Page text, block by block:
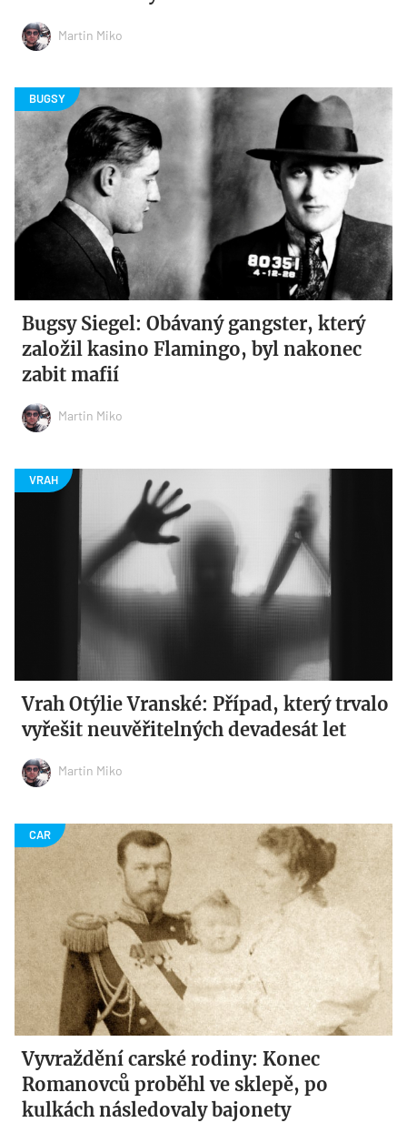
Martin Miko
Bugsy Siegel: Obávaný gangster, který
založil kasino Flamingo, byl nakonec
zabit mafií
Martin Miko
Vrah Otýlie Vranské: Případ, který trvalo
vyřešit neuvěřitelných devadesát let
Martin Miko
Vyvraždění carské rodiny: Konec
Romanovců proběhl ve sklepě, po
kulkách následovaly bajonety